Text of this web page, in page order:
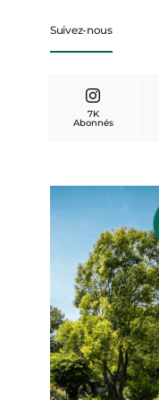
Suivez-nous
7K
Abonnés